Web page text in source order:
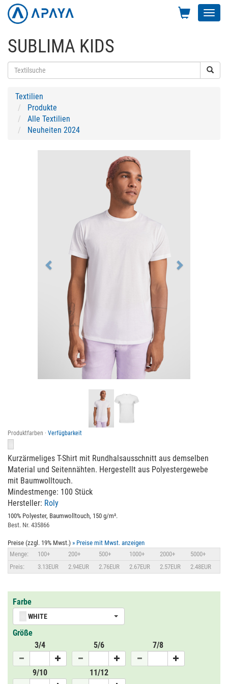
SUBLIMA KIDS
Textilien
Produkte
Alle Textilien
Neuheiten 2024
Produktfarben · Verfügbarkeit
Kurzärmeliges T-Shirt mit Rundhalsausschnitt aus demselben
Material und Seitennähten. Hergestellt aus Polyestergewebe
mit Baumwolltouch.
Mindestmenge: 100 Stück
Hersteller: Roly
100% Polyester, Baumwolltouch, 150 g/m².
Best. Nr. 435866
Preise (zzgl. 19% Mwst.) » Preise mit Mwst. anzeigen
Menge:
100+ 200+ 500+ 1000+ 2000+
5000+
Preis:
3.13EUR 2.94EUR 2.76EUR 2.67EUR 2.57EUR 2.48EUR
Farbe
WHITE
Größe
3/4
5/6 7/8
9/10 11/12